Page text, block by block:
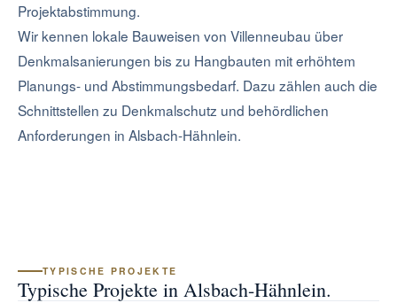
Projektabstimmung.
Wir kennen lokale Bauweisen von Villenneubau über
Denkmalsanierungen bis zu Hangbauten mit erhöhtem
Planungs- und Abstimmungsbedarf. Dazu zählen auch die
Schnittstellen zu Denkmalschutz und behördlichen
Anforderungen in Alsbach-Hähnlein.
TYPISCHE PROJEKTE
Typische Projekte in Alsbach-Hähnlein.